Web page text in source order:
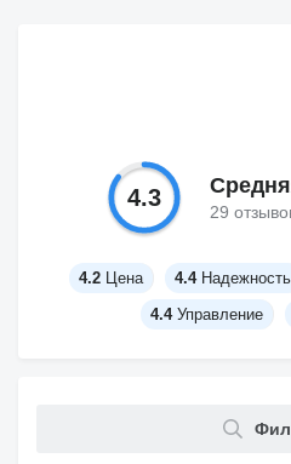
4.3
29
4.2 Цена 4.4Надежность
4.4Управление